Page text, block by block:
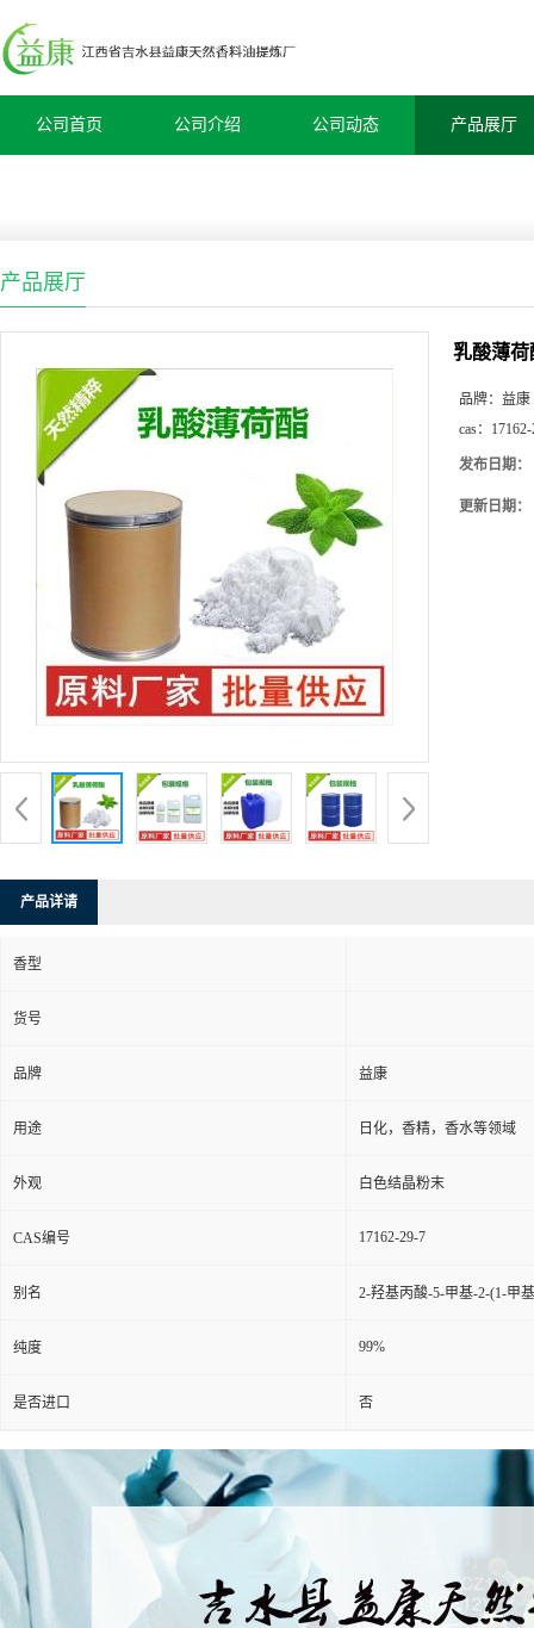
公司首页 公司介绍 公司动态 产品展厅
产品展厅
乳酸薄荷
品牌： 益康
cas：
发布日期：
更新日期：
产品详请
香型
货号
品牌 益康
用途 日化，香精，香水等领域
外观 白色结晶粉末
CAS编号 17162-29-7
别名 2-羟基丙酸-5-甲基-2-(1-甲
纯度 99%
是否进口 否